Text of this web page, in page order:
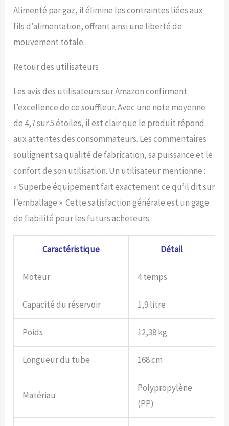
déneigement de la cour, la
lutte contre les incendies
Alimenté par gaz, il élimine les contraintes liées aux
fils d’alimentation, offrant ainsi une liberté de
mouvement totale.
Retour des utilisateurs
Les avis des utilisateurs sur Amazon confirment
l’excellence de ce souffleur. Avec une note moyenne
de 4,7 sur 5 étoiles, il est clair que le produit répond
aux attentes des consommateurs. Les commentaires
soulignent sa qualité de fabrication, sa puissance et le
confort de son utilisation. Un utilisateur mentionne :
« Superbe équipement fait exactement ce qu’il dit sur
l’emballage ». Cette satisfaction générale est un gage
de fiabilité pour les futurs acheteurs.
Caractéristique Détail
Moteur 4 temps
Capacité du réservoir 1,9 litre
Poids 12,38 kg
Longueur du tube 168 cm
Matériau
Polypropylène
(PP)